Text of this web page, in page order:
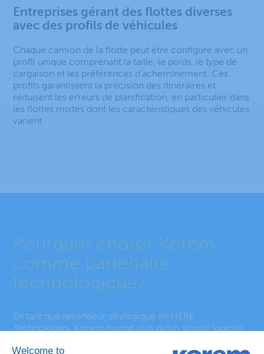
Entreprises gérant des flottes diverses
avec des profils de véhicules
Chaque camion de la flotte peut être configuré avec un
profil unique comprenant la taille, le poids, le type de
cargaison et les préférences d’acheminement. Ces
profils garantissent la précision des itinéraires et
réduisent les erreurs de planification, en particulier dans
les flottes mixtes dont les caractéristiques des véhicules
varient.
Pourquoi choisir Korem
comme partenaire
technologique?
En tant que revendeur stratégique de HERE
Technologies, Korem fournit plus qu’un simple logiciel,
libérer la pleine valeur de HERE WeGo Pro avec :